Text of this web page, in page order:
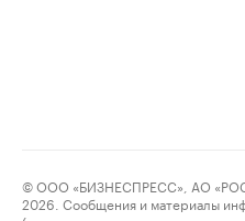
© ООО «БИЗНЕСПРЕСС», АО
2026. Сообщения и материалы